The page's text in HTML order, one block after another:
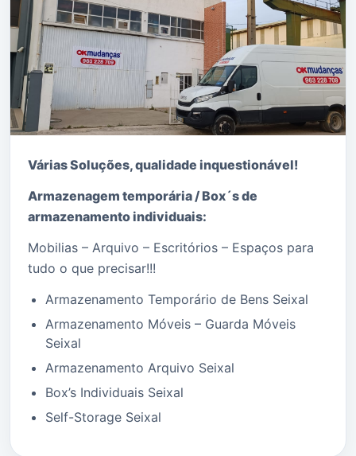
Mudanças em Seixal
Várias Soluções, qualidade inquestionável!
Armazenagem temporária / Box´s de
armazenamento individuais:
Mobilias – Arquivo – Escritórios – Espaços para
tudo o que precisar!!!
Armazenamento Temporário de Bens Seixal
Armazenamento Móveis – Guarda Móveis
Seixal
Armazenamento Arquivo Seixal
Box’s Individuais Seixal
Self-Storage Seixal